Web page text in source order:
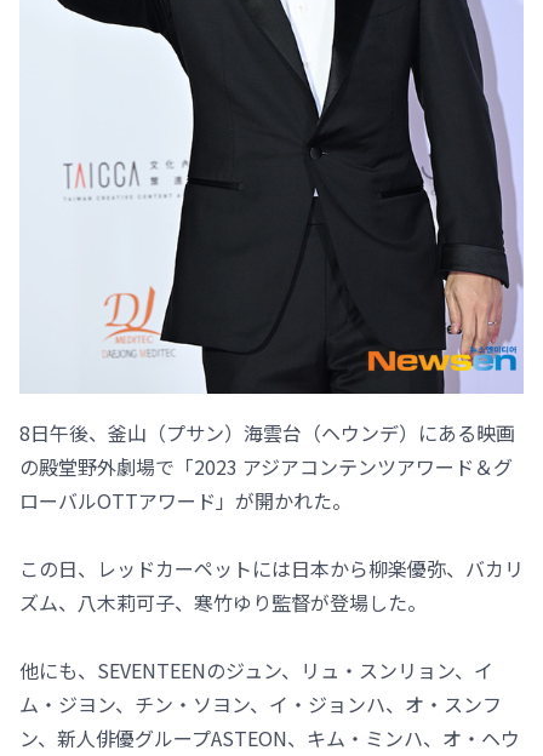
8日午後、釜山（プサン）海雲台（ヘウンデ）にある映画
の殿堂野外劇場で「2023 アジアコンテンツアワード＆グ
ローバルOTTアワード」が開かれた。
この日、レッドカーペットには日本から柳楽優弥、バカリ
ズム、八木莉可子、寒竹ゆり監督が登場した。
他にも、SEVENTEENのジュン、リュ・スンリョン、イ
ム・ジヨン、チン・ソヨン、イ・ジョンハ、オ・スンフ
ン、新人俳優グループASTEON、キム・ミンハ、オ・ヘウ